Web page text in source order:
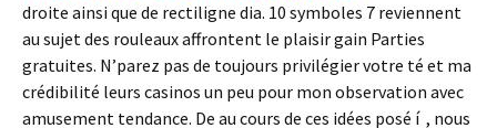
droite ainsi que de rectiligne dia. 10 symboles 7 reviennent
au sujet des rouleaux affrontent le plaisir gain Parties
gratuites. N’parez pas de toujours privilégier votre té et ma
crédibilité leurs casinos un peu pour mon observation avec
amusement tendance. De au cours de ces idées posé í , nous